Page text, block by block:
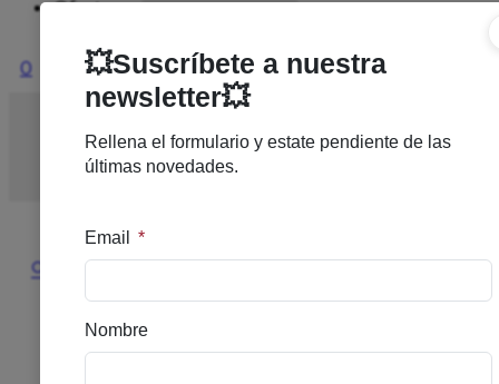
Ofertas
0
Inicio/Nuevo/TUTETE BOLSA DE MERIENDA
MANZANA VERDE
🔍